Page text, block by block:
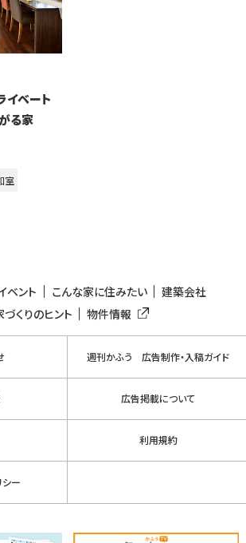
イベート
る家
室
ベント こんな家に住みたい
建築会社
づくりのヒント
物件情報
週刊かふう 広告制作・入稿ガイド
広告掲載について
利用規約
シー